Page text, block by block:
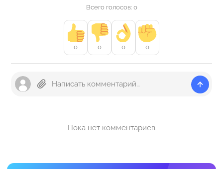
Всего голосов: 0
0 0 0 0
Пока нет комментариев